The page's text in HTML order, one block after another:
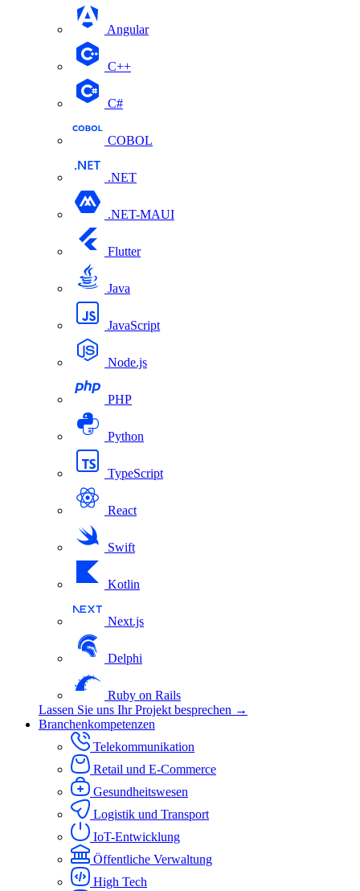
Angular
С++
С#
COBOL
.NET
.NET-MAUI
Flutter
Java
JavaScript
Node.js
PHP
Python
TypeScript
React
Swift
Kotlin
Next.js
Delphi
Ruby on Rails
Lassen Sie uns Ihr Projekt besprechen →
Branchenkompetenzen
Telekommunikation
Retail und E-Commerce
Gesundheitswesen
Logistik und Transport
IoT-Entwicklung
Öffentliche Verwaltung
High Tech